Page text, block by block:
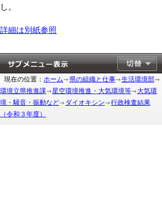
し。
詳細は別紙参照
現在の位置： ホーム 県の組織と仕事
生活環境部
環境立県推進課
星空環境推進・大気環境等
大気環
境・騒音・振動など
ダイオキシン
行政検査結果
（令和３年度）